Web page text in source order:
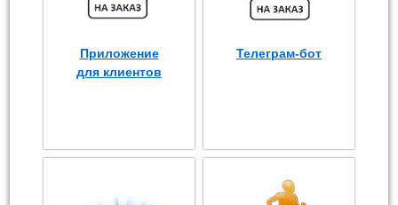
Приложение
для клиентов
Телеграм-бот